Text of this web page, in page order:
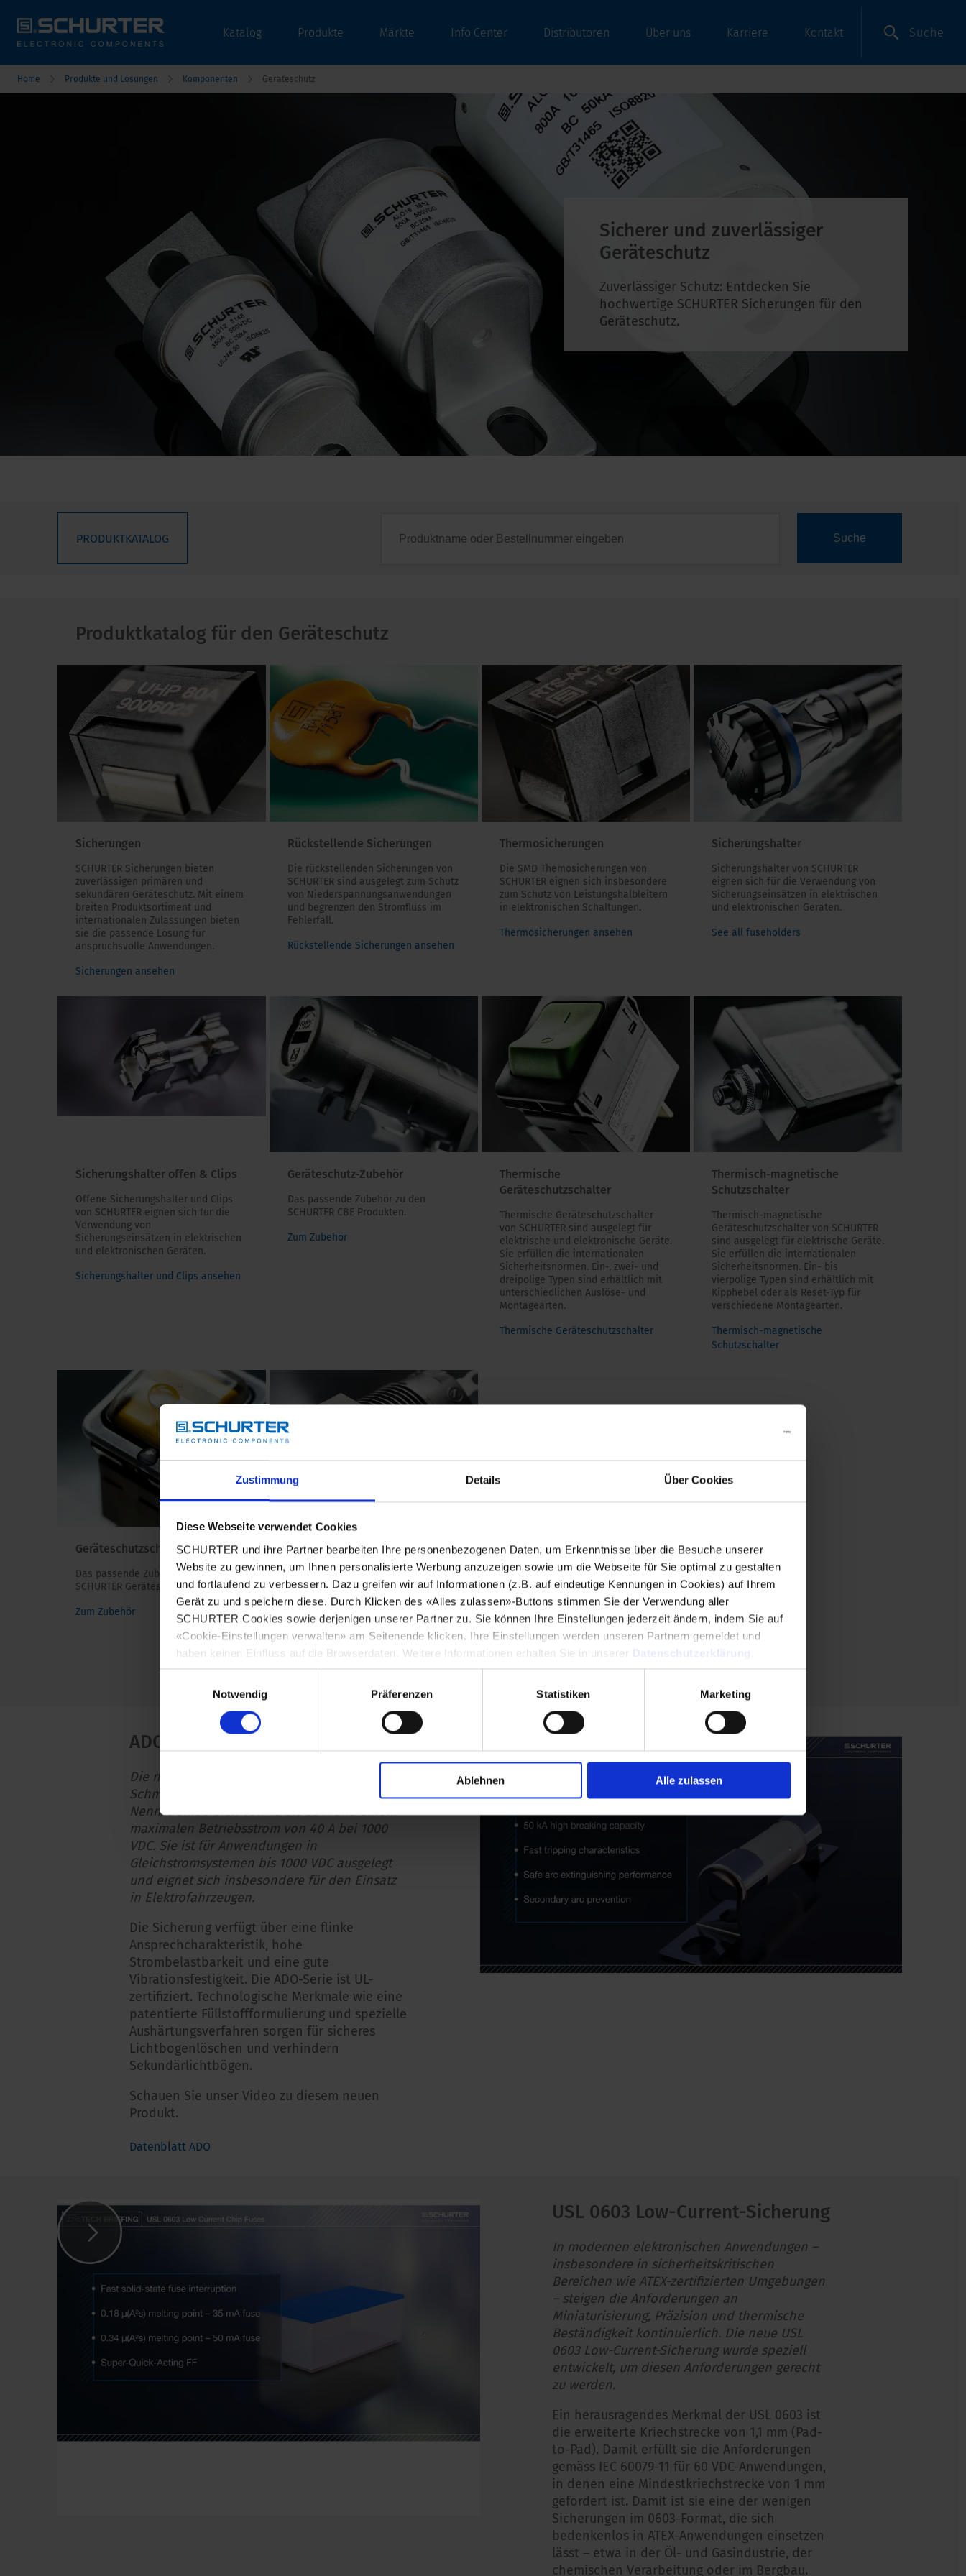
Zustimmung Details Über Cookies
Diese Webseite verwendet Cookies
SCHURTER und ihre Partner bearbeiten Ihre personenbezogenen Daten, um Erkenntnisse über die Besuche unserer
Website zu gewinnen, um Ihnen personalisierte Werbung anzuzeigen sowie um die Webseite für Sie optimal zu gestalten
und fortlaufend zu verbessern. Dazu greifen wir auf Informationen (z.B. auf eindeutige Kennungen in Cookies) auf Ihrem
Gerät zu und speichern diese. Durch Klicken des «Alles zulassen»-Buttons stimmen Sie der Verwendung aller
SCHURTER Cookies sowie derjenigen unserer Partner zu. Sie können Ihre Einstellungen jederzeit ändern, indem Sie auf
«Cookie-Einstellungen verwalten» am Seitenende klicken. Ihre Einstellungen werden unseren Partnern gemeldet und
haben keinen Einfluss auf die Browserdaten. Weitere Informationen erhalten Sie in unserer Datenschutzerklärung
Notwendig
Präferenzen Statistiken Marketing
Ablehnen Alle zulassen
Katalog Produkte Märkte Info Center Distributoren Über uns Karriere Kontakt Suche
Home Produkte und Lösungen Komponenten Geräteschutz
Sicherer und zuverlässiger
Geräteschutz
Zuverlässiger Schutz: Entdecken Sie
hochwertige SCHURTER Sicherungen für den
Geräteschutz.
PRODUKTKATALOG Suche
Produktkatalog für den Geräteschutz
Sicherungen
SCHURTER Sicherungen bieten
zuverlässigen primären und
sekundären Geräteschutz. Mit einem
breiten Produktsortiment und
internationalen Zulassungen bieten
sie die passende Lösung für
anspruchsvolle Anwendungen.
Sicherungen ansehen
Rückstellende Sicherungen
Die rückstellenden Sicherungen von
SCHURTER sind ausgelegt zum Schutz
von Niederspannungsanwendungen
und begrenzen den Stromfluss im
Fehlerfall.
Rückstellende Sicherungen ansehen
Thermosicherungen
Die SMD Themosicherungen von
SCHURTER eignen sich insbesondere
zum Schutz von Leistungshalbleitern
in elektronischen Schaltungen.
Thermosicherungen ansehen
Sicherungshalter
Sicherungshalter von SCHURTER
eignen sich für die Verwendung von
Sicherungseinsätzen in elektrischen
und elektronischen Geräten.
See all fuseholders
Sicherungshalter offen & Clips
Offene Sicherungshalter und Clips
von SCHURTER eignen sich für die
Verwendung von
Sicherungseinsätzen in elektrischen
und elektronischen Geräten.
Sicherungshalter und Clips ansehen
Geräteschutz-Zubehör
Das passende Zubehör zu den
SCHURTER CBE Produkten.
Zum Zubehör
Thermische
Geräteschutzschalter
Thermische Geräteschutzschalter
von SCHURTER sind ausgelegt für
elektrische und elektronische Geräte.
Sie erfüllen die internationalen
Sicherheitsnormen. Ein-, zwei- und
dreipolige Typen sind erhältlich mit
unterschiedlichen Auslöse- und
Montagearten.
Thermische Geräteschutzschalter
Thermisch-magnetische
Schutzschalter
Thermisch-magnetische
Geräteschutzschalter von SCHURTER
sind ausgelegt für elektrische Geräte.
Sie erfüllen die internationalen
Sicherheitsnormen. Ein- bis
vierpolige Typen sind erhältlich mit
Kipphebel oder als Reset-Typ für
verschiedene Montagearten.
Thermisch-magnetische
Schutzschalter
Geräteschutzschalter-Zubehör
Das passende Zubehör zu den
SCHURTER Geräteschutz-Produkten.
Zum Zubehör
Spannungswähler
Die Spannungswähler von SCHURTER
sind ausgelegt für den Einsatz in
international anwendbaren Geräten.
Serie-, Parallel- oder Stufen-Schalter
werden angeboten in
unterschiedlicher Konfiguration und
Montagevariationen.
ADO - Hochvoltsicherung
Die neue SCHURTER ADO-Serie ist eine
Schmelzsicherung mit einem
Nennstrombereich von 10 bis 63 A und einem
maximalen Betriebsstrom von 40 A bei 1000
VDC. Sie ist für Anwendungen in
Gleichstromsystemen bis 1000 VDC ausgelegt
und eignet sich insbesondere für den Einsatz
in Elektrofahrzeugen.
Die Sicherung verfügt über eine flinke
Ansprechcharakteristik, hohe
Strombelastbarkeit und eine gute
Vibrationsfestigkeit. Die ADO-Serie ist UL-
zertifiziert. Technologische Merkmale wie eine
patentierte Füllstoffformulierung und spezielle
Aushärtungsverfahren sorgen für sicheres
Lichtbogenlöschen und verhindern
Sekundärlichtbögen.
Schauen Sie unser Video zu diesem neuen
Produkt.
Datenblatt ADO
USL 0603 Low-Current-Sicherung
In modernen elektronischen Anwendungen –
insbesondere in sicherheitskritischen
Bereichen wie ATEX-zertifizierten Umgebungen
– steigen die Anforderungen an
Miniaturisierung, Präzision und thermische
Beständigkeit kontinuierlich. Die neue USL
0603 Low-Current-Sicherung wurde speziell
entwickelt, um diesen Anforderungen gerecht
zu werden.
Ein herausragendes Merkmal der USL 0603 ist
die erweiterte Kriechstrecke von 1,1 mm (Pad-
to-Pad). Damit erfüllt sie die Anforderungen
gemäss IEC 60079-11 für 60 VDC-Anwendungen,
in denen eine Mindestkriechstrecke von 1 mm
gefordert ist. Damit ist sie eine der wenigen
Sicherungen im 0603-Format, die sich
bedenkenlos in ATEX-Anwendungen einsetzen
lässt – etwa in der Öl- und Gasindustrie, der
chemischen Verarbeitung oder im Bergbau.